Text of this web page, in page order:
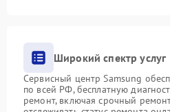
Широкий спектр услуг
Сервисный центр Samsung
по всей РФ, бесплатную
ремонт, включая срочный